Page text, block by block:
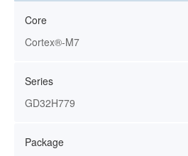
Core
Cortex®-M7
Series
GD32H779
Package